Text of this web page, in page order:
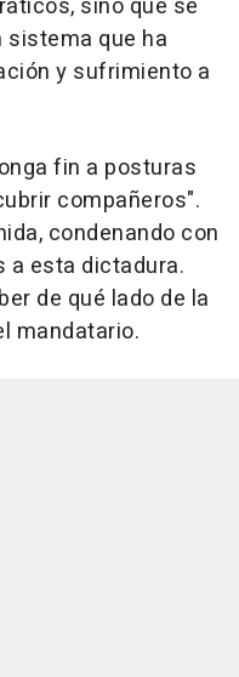
sino que se
sistema que ha
y sufrimiento a
fin a posturas
compañeros".
condenando con
a esta dictadura.
de qué lado de la
mandatario.